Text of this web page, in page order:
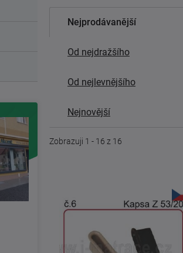
Nejprodávanější
Od nejdražšího
Od nejlevnějšího
Nejnovější
Zobrazuji 1 - 16 z 16